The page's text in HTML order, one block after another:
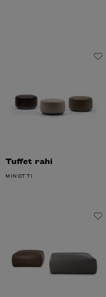
Tuffet rahi
MINOTTI